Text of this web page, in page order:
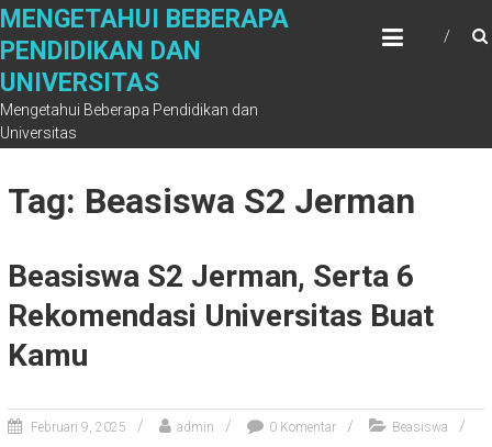
Skip
content
MENGETAHUI BEBERAPA
PENDIDIKAN DAN
UNIVERSITAS
Mengetahui Beberapa Pendidikan dan
Universitas
Tag: Beasiswa S2 Jerman
Beasiswa S2 Jerman, Serta 6
Rekomendasi Universitas Buat
Kamu
Februari 9, 2025 admin 0 Komentar Beasiswa